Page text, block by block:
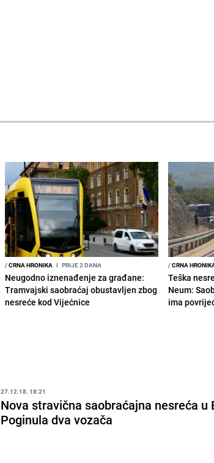
/CRNA HRONIKA I PRIJE 2 DANA
Neugodno iznenađenje za građane:
Tramvajski saobraćaj obustavljen zbog
nesreće kod Vijećnice
/CRNA
Teška
Neum:
ima
27.12.18. 18:21
Nova stravična saobraćajna nesreća u
Poginula dva vozača